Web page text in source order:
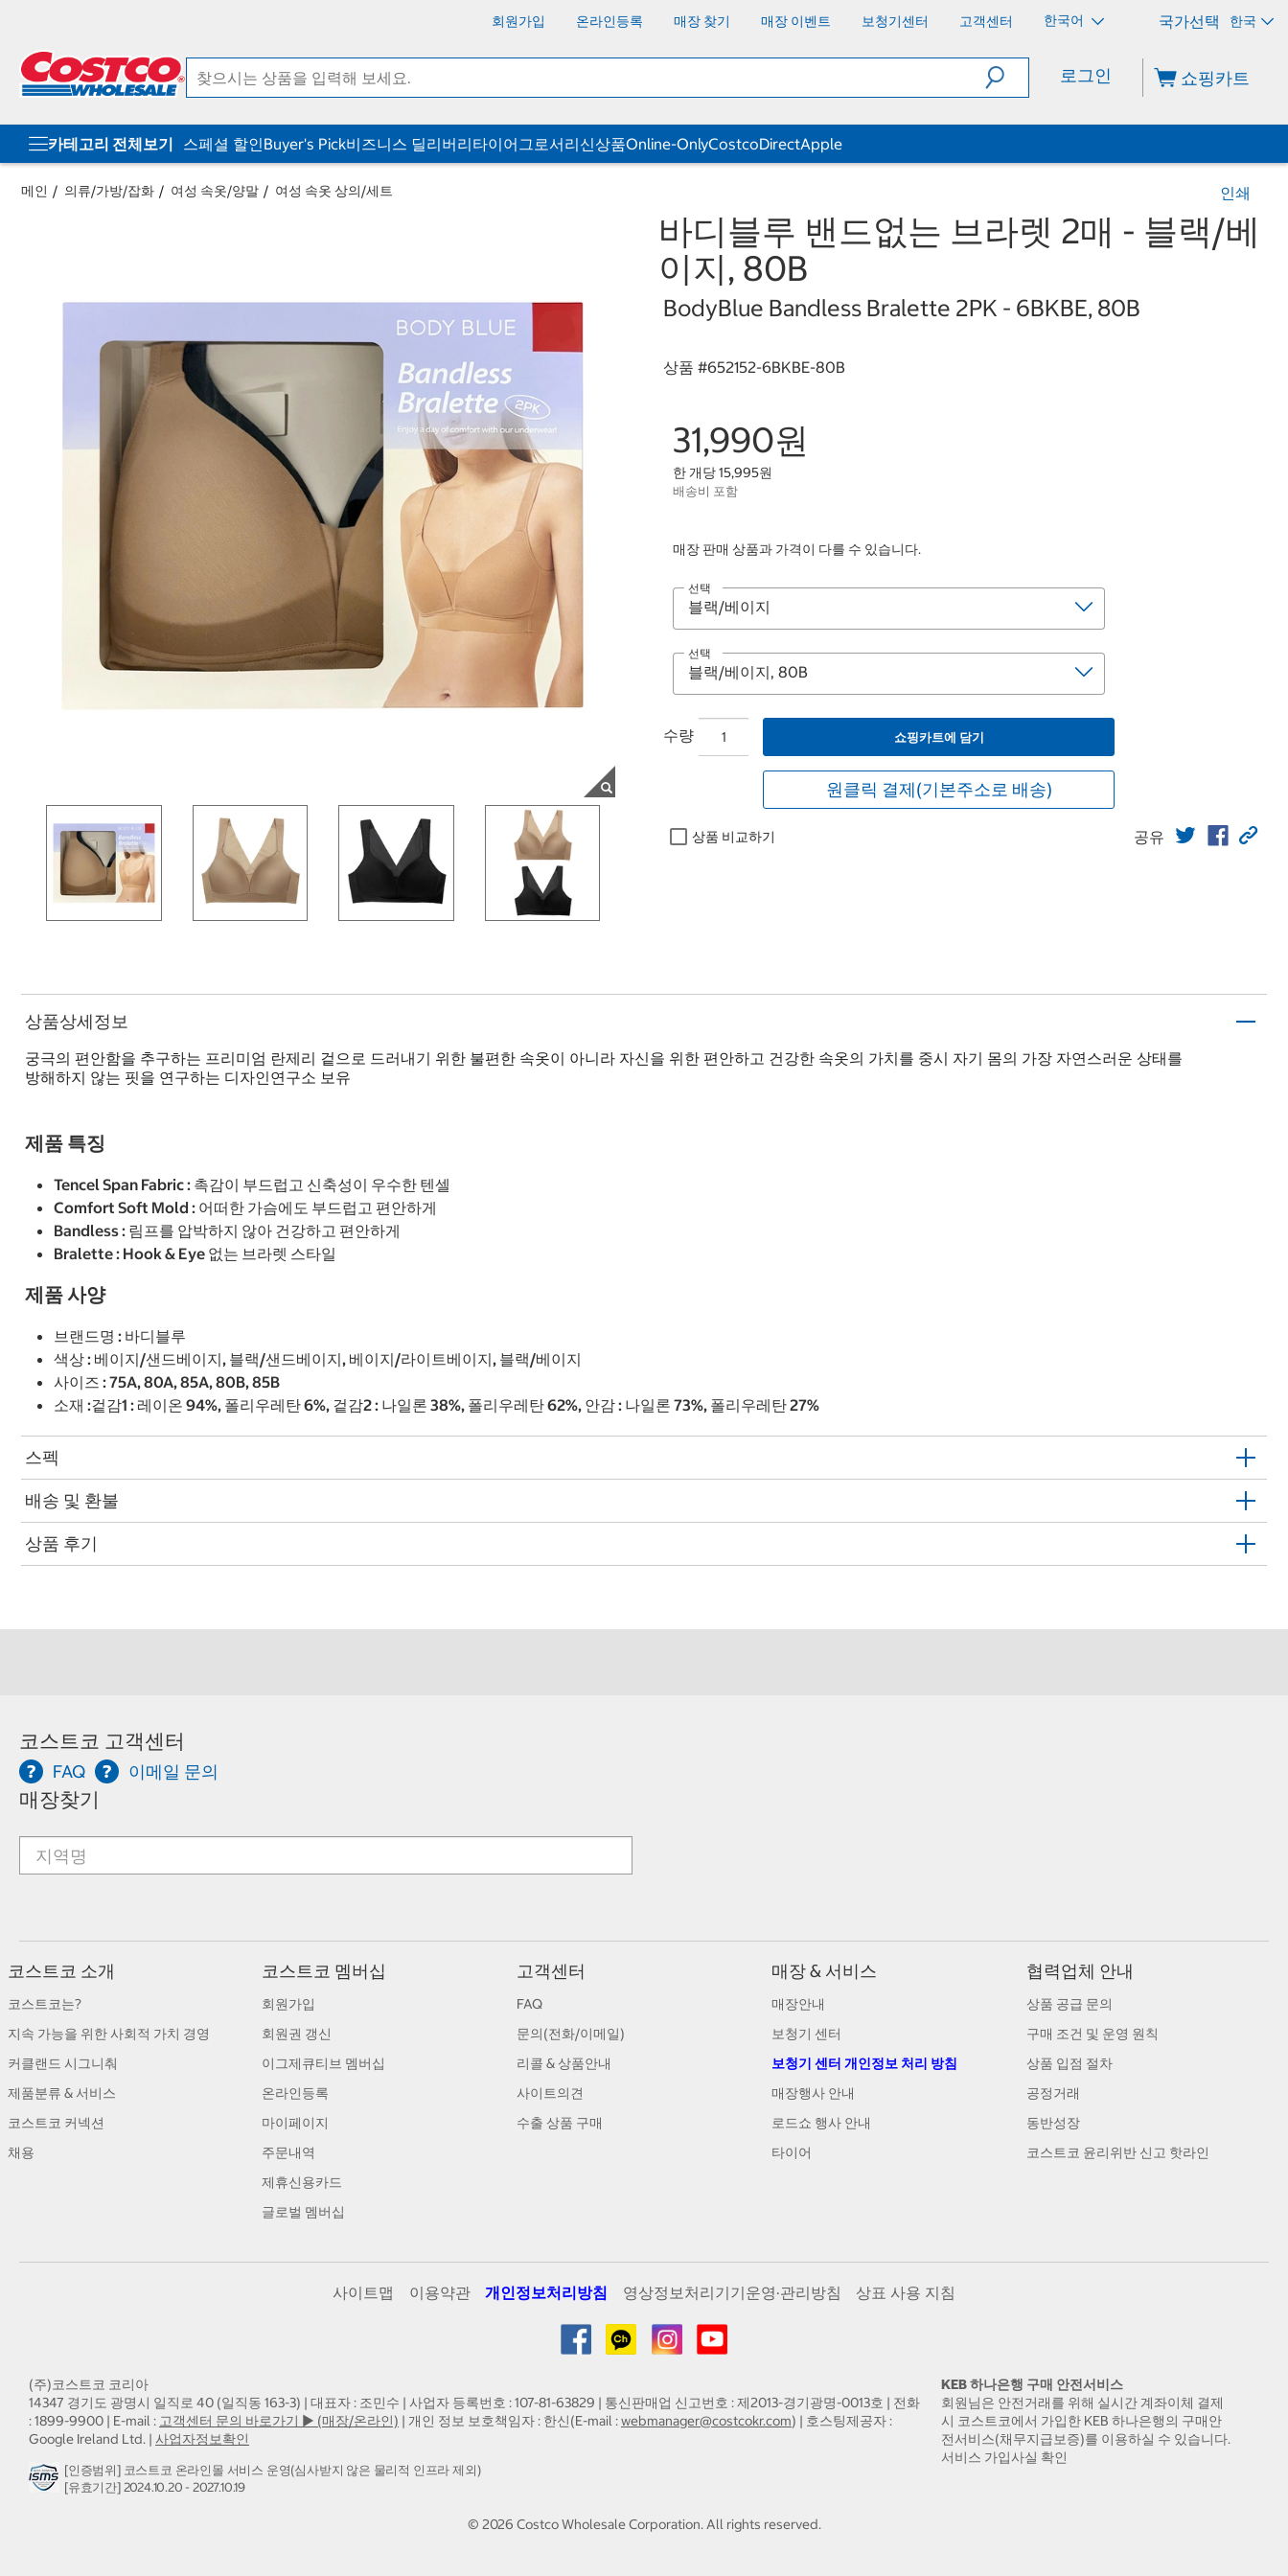
회원가입 온라인등록 매장 찾기 매장 이벤트 보청기센터 고객센터 한국어 한국
로그인 쇼핑카트
카테고리 전체보기 스페셜 할인Buyer's Pick비즈니스 딜리버리타이어그로서리신상품Online-OnlyCostcoDirectApple
메인 의류/가방/잡화 여성 속옷/양말 여성 속옷 상의/세트 인쇄
바디블루 밴드없는 브라렛 2매 - 블랙/베
이지, 80B
BodyBlue Bandless Bralette 2PK - 6BKBE, 80B
상품 #652152-6BKBE-80B
31,990원
한 개당 15,995원
배송비 포함
매장 판매 상품과 가격이 다를 수 있습니다.
선택
선택
수량 쇼핑카트에 담기
원클릭 결제(기본주소로 배송)
상품 비교하기 공유
상품상세정보
궁극의 편안함을 추구하는 프리미엄 란제리 겉으로 드러내기 위한 불편한 속옷이 아니라 자신을 위한 편안하고 건강한 속옷의 가치를 중시 자기 몸의 가장 자연스러운 상태를
방해하지 않는 핏을 연구하는 디자인연구소 보유
제품 특징
Tencel Span Fabric : 촉감이 부드럽고 신축성이 우수한 텐셀
Comfort Soft Mold : 어떠한 가슴에도 부드럽고 편안하게
Bandless : 림프를 압박하지 않아 건강하고 편안하게
Bralette : Hook & Eye 없는 브라렛 스타일
제품 사양
브랜드명 : 바디블루
색상 : 베이지/샌드베이지, 블랙/샌드베이지, 베이지/라이트베이지, 블랙/베이지
사이즈 : 75A, 80A, 85A, 80B, 85B
소재 :겉감1 : 레이온 94%, 폴리우레탄 6%, 겉감2 : 나일론 38%, 폴리우레탄 62%, 안감 : 나일론 73%, 폴리우레탄 27%
스펙
배송 및 환불
상품 후기
코스트코 고객센터
FAQ 이메일 문의
매장찾기
코스트코 소개
코스트코는?
지속 가능을 위한 사회적 가치 경영
커클랜드 시그니춰
제품분류 & 서비스
코스트코 커넥션
채용
코스트코 멤버십
회원가입
회원권 갱신
이그제큐티브 멤버십
온라인등록
마이페이지
주문내역
제휴신용카드
글로벌 멤버십
고객센터
FAQ
문의(전화/이메일)
리콜 & 상품안내
사이트의견
수출 상품 구매
매장 & 서비스
매장안내
보청기 센터
보청기 센터 개인정보 처리 방침
매장행사 안내
로드쇼 행사 안내
타이어
협력업체 안내
상품 공급 문의
구매 조건 및 운영 원칙
상품 입점 절차
공정거래
동반성장
코스트코 윤리위반 신고 핫라인
사이트맵 이용약관 개인정보처리방침 영상정보처리기기운영·관리방침 상표 사용 지침
(주)코스트코 코리아
14347 경기도 광명시 일직로 40 (일직동 163-3) | 대표자 : 조민수 | 사업자 등록번호 : 107-81-63829 | 통신판매업 신고번호 : 제2013-경기광명-0013호 | 전화
: 1899-9900 | E-mail : 고객센터 문의 바로가기 ▶ (매장/온라인) | 개인 정보 보호책임자 : 한신(E-mail :webmanager@costcokr.com) | 호스팅제공자 :
Google Ireland Ltd. | 사업자정보확인
[인증범위] 코스트코 온라인몰 서비스 운영(심사받지 않은 물리적 인프라 제외)
[유효기간] 2024.10.20 - 2027.10.19
KEB 하나은행 구매 안전서비스
회원님은 안전거래를 위해 실시간 계좌이체 결제
시 코스트코에서 가입한 KEB 하나은행의 구매안
전서비스(채무지급보증)를 이용하실 수 있습니다.
서비스 가입사실 확인
© 2026 Costco Wholesale Corporation.All rights reserved.